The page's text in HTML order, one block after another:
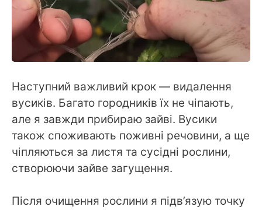
Наступний важливий крок — видалення
вусиків. Багато городників їх не чіпають,
але я завжди прибираю зайві. Вусики
також споживають поживні речовини, а ще
чіпляються за листя та сусідні рослини,
створюючи зайве загущення.
Після очищення рослини я підв’язую точку